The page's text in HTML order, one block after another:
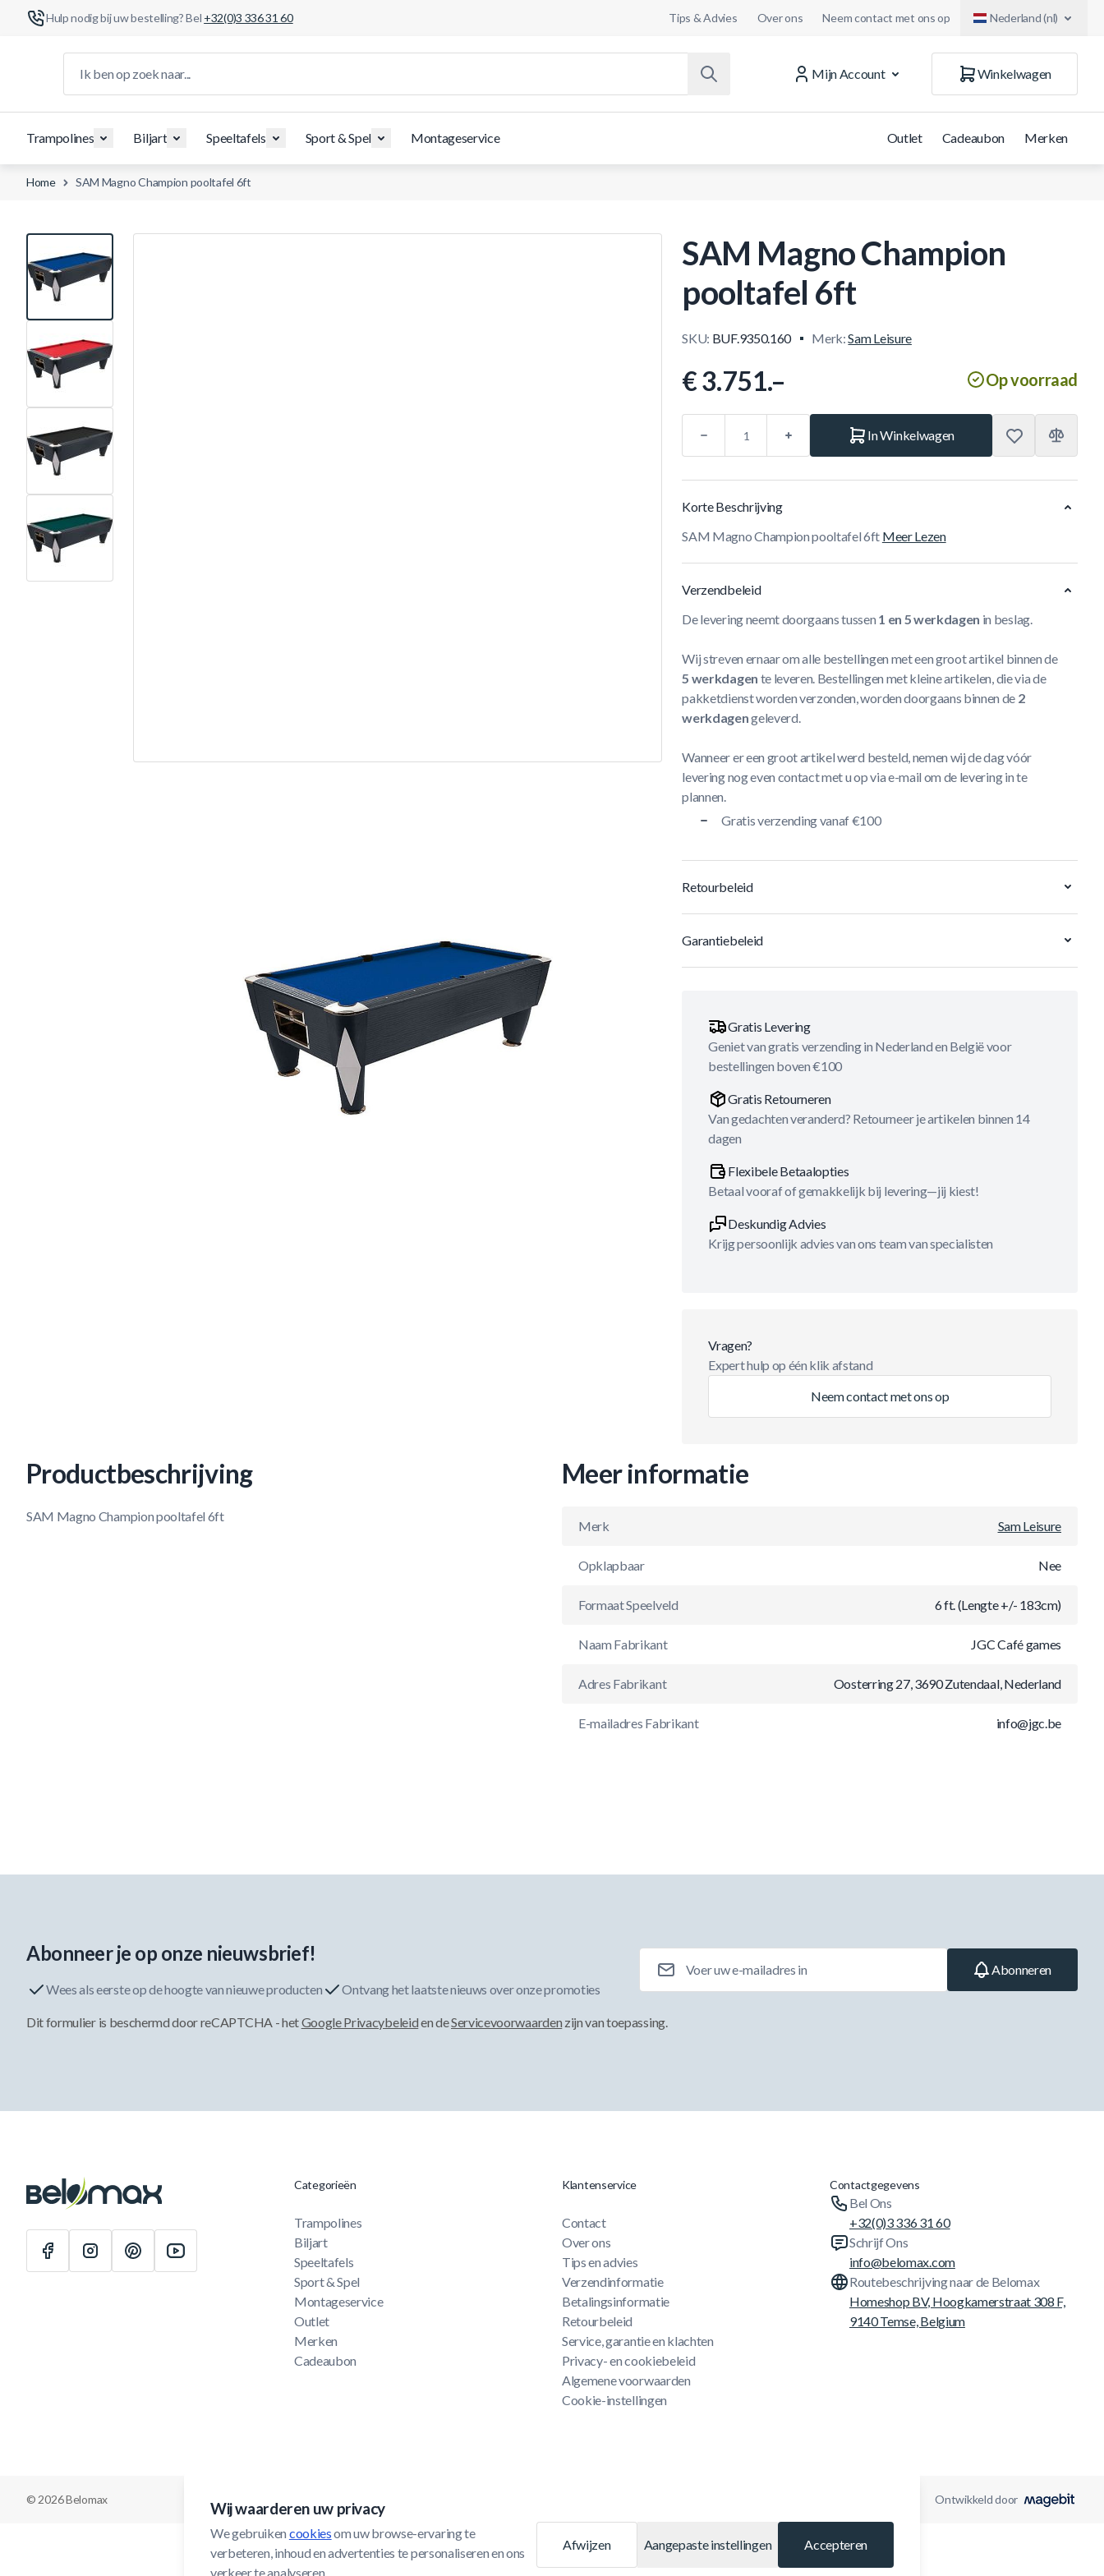
Hulp nodig bij uw bestelling? Bel +32(0)3 336 31 60 Tips & Advies Over ons Neem contact met ons op Nederland (nl)
Mijn Account
Winkelwagen
Trampolines Biljart Speeltafels Sport & Spel Montageservice Outlet Cadeaubon Merken
Home SAM Magno Champion pooltafel 6ft
View larger image
SAM Magno Champion
pooltafel 6ft
SKU: BUF.9350.160 Merk:Sam Leisure
€ 3.751.– Op voorraad
In Winkelwagen
Korte Beschrijving
SAM Magno Champion pooltafel 6ft Meer Lezen
Verzendbeleid
De levering neemt doorgaans tussen 1 en 5 werkdagen in beslag.
Wij streven ernaar om alle bestellingen met een groot artikel binnen de
5 werkdagen te leveren. Bestellingen met kleine artikelen, die via de
pakketdienst worden verzonden, worden doorgaans binnen de 2
werkdagengeleverd.
Wanneer er een groot artikel werd besteld, nemen wij de dag vóór
levering nog even contact met u op via e-mail om de levering in te
plannen.
Gratis verzending vanaf €100
Retourbeleid
Garantiebeleid
Gratis Levering
Geniet van gratis verzending in Nederland en België voor
bestellingen boven €100
Gratis Retourneren
Van gedachten veranderd? Retourneer je artikelen binnen 14
dagen
Flexibele Betaalopties
Betaal vooraf of gemakkelijk bij levering—jij kiest!
Deskundig Advies
Krijg persoonlijk advies van ons team van specialisten
Vragen?
Expert hulp op één klik afstand
Neem contact met ons op
Productbeschrijving
SAM Magno Champion pooltafel 6ft
Meer informatie
Merk Sam Leisure
Opklapbaar Nee
Formaat Speelveld 6 ft. (Lengte +/- 183cm)
Naam Fabrikant JGC Café games
Adres Fabrikant Oosterring 27, 3690 Zutendaal, Nederland
E-mailadres Fabrikant info@jgc.be
Wij waarderen uw privacy
We gebruiken cookies om uw browse-ervaring te
verbeteren, inhoud en advertenties te personaliseren en ons
verkeer te analyseren.
Afwijzen Aangepaste instellingen Accepteren
Abonneer je op onze nieuwsbrief!
Wees als eerste op de hoogte van nieuwe producten Ontvang het laatste nieuws over onze promoties
Abonneren
Dit formulier is beschermd door reCAPTCHA - hetGoogle Privacybeleiden deServicevoorwaarden zijn van toepassing.
Categorieën
Trampolines
Biljart
Speeltafels
Sport & Spel
Montageservice
Outlet
Merken
Cadeaubon
Klantenservice
Contact
Over ons
Tips en advies
Verzendinformatie
Betalingsinformatie
Retourbeleid
Service, garantie en klachten
Privacy- en cookiebeleid
Algemene voorwaarden
Cookie-instellingen
Contactgegevens
Bel Ons
+32(0)3 336 31 60
Schrijf Ons
info@belomax.com
Routebeschrijving naar de Belomax
Homeshop BV, Hoogkamerstraat 308 F,
9140 Temse, Belgium
© 2026 Belomax Ontwikkeld door